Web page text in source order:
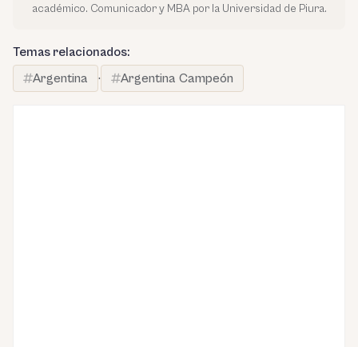
académico. Comunicador y MBA por la Universidad de Piura.
Temas relacionados:
Argentina
· Argentina Campeón